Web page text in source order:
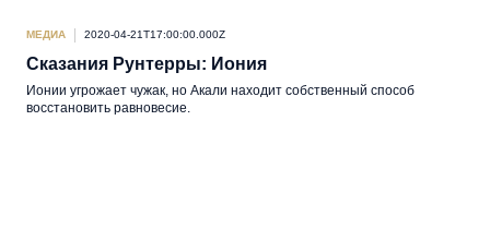
МЕДИА 2020-04-21T17:00:00.000Z
Сказания Рунтерры: Иония
Ионии угрожает чужак, но Акали находит собственный способ
восстановить равновесие.